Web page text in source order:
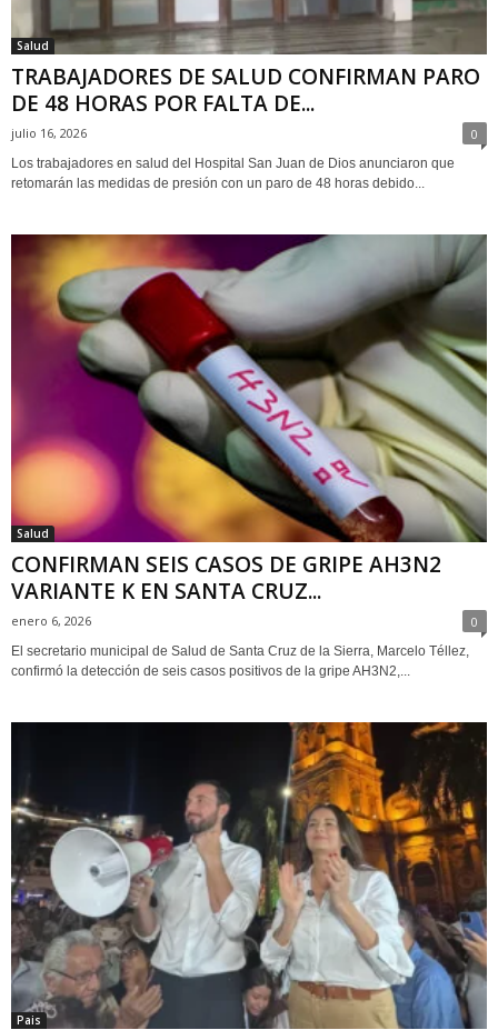
Salud
TRABAJADORES DE SALUD CONFIRMAN PARO
DE 48 HORAS POR FALTA DE...
julio 16, 2026 0
Los trabajadores en salud del Hospital San Juan de Dios anunciaron que
retomarán las medidas de presión con un paro de 48 horas debido...
Salud
CONFIRMAN SEIS CASOS DE GRIPE AH3N2
VARIANTE K EN SANTA CRUZ...
enero 6, 2026 0
El secretario municipal de Salud de Santa Cruz de la Sierra, Marcelo Téllez,
confirmó la detección de seis casos positivos de la gripe AH3N2,...
Pais